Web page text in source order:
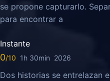
se propone capturarlo.
para encontrar a
Instante
0 1h 30min 2026
Dos historias se entrelazan